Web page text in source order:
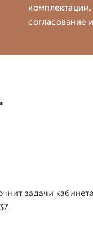
согласование
задачи